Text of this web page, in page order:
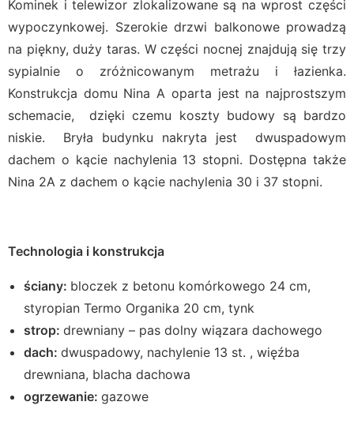
Kominek i telewizor zlokalizowane są na wprost części
wypoczynkowej. Szerokie drzwi balkonowe prowadzą
na piękny, duży taras. W części nocnej znajdują się trzy
sypialnie o zróżnicowanym metrażu i łazienka.
Konstrukcja domu Nina A oparta jest na najprostszym
schemacie, dzięki czemu koszty budowy są bardzo
niskie. Bryła budynku nakryta jest dwuspadowym
dachem o kącie nachylenia 13 stopni. Dostępna także
Nina 2A z dachem o kącie nachylenia 30 i 37 stopni.
Technologia i konstrukcja
ściany: bloczek z betonu komórkowego 24 cm,
styropian Termo Organika 20 cm, tynk
strop: drewniany – pas dolny wiązara dachowego
dach: dwuspadowy, nachylenie 13 st. , więźba
drewniana, blacha dachowa
ogrzewanie: gazowe